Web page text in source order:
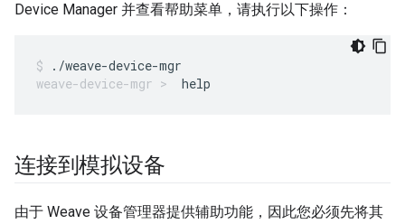
Device Manager 并查看帮助菜单，请执行以下操作：
./weave-device-mgr
help
连接到模拟设备
由于 Weave 设备管理器提供辅助功能，因此您必须先将其